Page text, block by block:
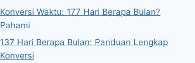
Konversi Waktu: 177 Hari Berapa Bulan?
Pahami
137 Hari Berapa Bulan: Panduan Lengkap
Konversi